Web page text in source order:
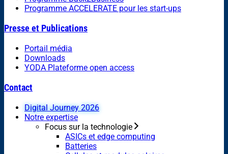
Programme ACCELERATE pour les start-ups
Presse et Publications
Portail média
Downloads
YODA Plateforme open access
Contact
Digital Journey 2026
Notre expertise
Focus sur la technologie
ASICs et edge computing
Batteries